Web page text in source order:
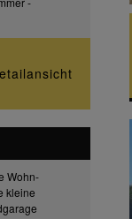
Wohn-
kleine